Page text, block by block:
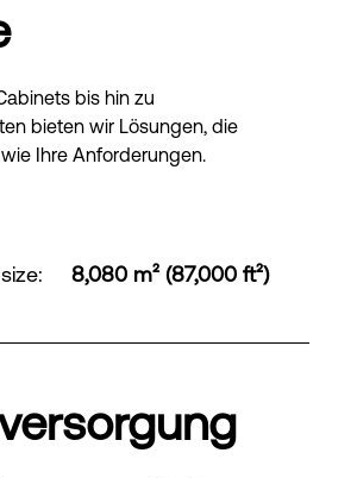
bis hin zu
bieten wir Lösungen, die
Ihre Anforderungen.
: 8,080 m² (87,000 ft²)